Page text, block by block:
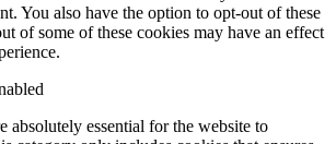
You also have the option to opt-out of these
of some of these cookies may have an effect
absolutely essential for the website to